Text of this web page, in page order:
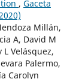
, Gaceta
Millán,
A, David M
Velásquez,
Palermo,
Carolyn